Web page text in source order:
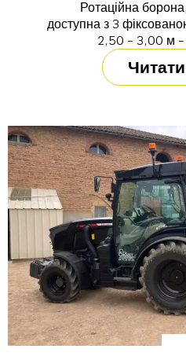
Ротаційна
доступна з 3
2,50 - 3,00 м -